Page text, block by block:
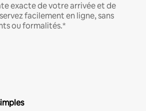
exacte de votre arrivée et de
facilement en ligne, sans
ou formalités.*